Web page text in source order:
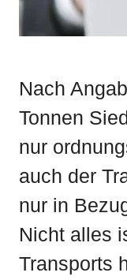
Nach
Tonnen
nur
auch der
nur in
Nicht alles
Transports